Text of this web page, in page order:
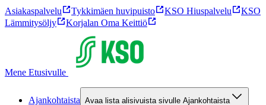
Asiakaspalvelu Tykkimäen huvipuisto KSO Hiuspalvelu
KSO
Lämmitysöljy
Korjalan Oma Keittiö
Mene Etusivulle
Ajankohtaista Avaa lista alisivuista sivulle Ajankohtaista